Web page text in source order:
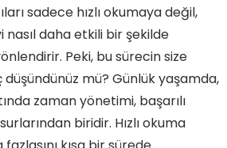
sadece hızlı okumaya değil,
nasıl daha etkili bir şekilde
Peki, bu sürecin size
düşündünüz mü? Günlük yaşamda,
zaman yönetimi, başarılı
biridir. Hızlı okuma